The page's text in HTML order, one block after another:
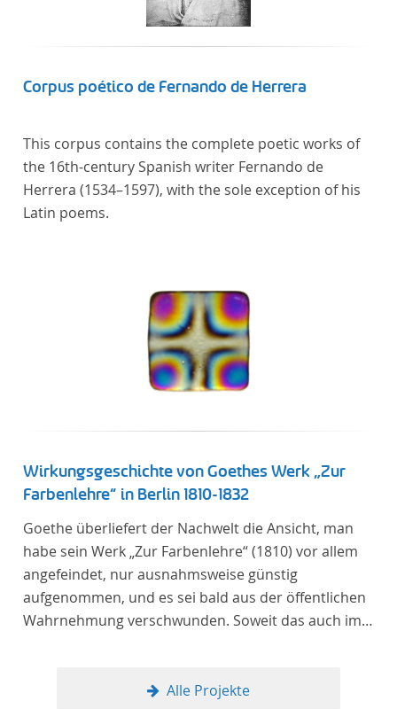
urheberrechtliche Schutzfrist abgelaufen ist.
stammen zum größten Teil aus Studienausgaben
zitierfähig. Auf bekannte Errata, die aus der Vorlage
stammen, verweisen wir unter der Dokumentation
zum TextGrid Repository.
Corpus poético de Fernando de Herrera
This corpus contains the complete poetic works of
the 16th-century Spanish writer Fernando de
Herrera (1534–1597), with the sole exception of his
Latin poems.
Wirkungsgeschichte von Goethes Werk „Zur
Farbenlehre“ in Berlin 1810-1832
Goethe überliefert der Nachwelt die Ansicht, man
habe sein Werk „Zur Farbenlehre“ (1810) vor allem
angefeindet, nur ausnahmsweise günstig
aufgenommen, und es sei bald aus der öffentlichen
Wahrnehmung verschwunden. Soweit das auch im
unterstellten Kultusministerium Maßnahmen zur
Alle Projekte